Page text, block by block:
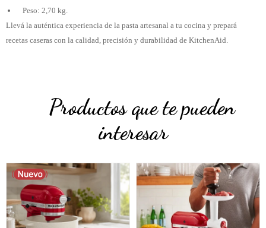
Peso: 2,70 kg.
Llevá la auténtica experiencia de la pasta artesanal a tu cocina y prepará
recetas caseras con la calidad, precisión y durabilidad de KitchenAid.
Productos que te pueden
interesar